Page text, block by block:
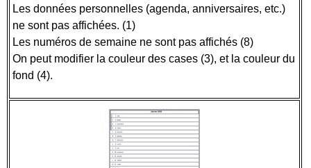
Les données personnelles (agenda, anniversaires, etc.)
ne sont pas affichées. (1)
Les numéros de semaine ne sont pas affichés (8)
On peut modifier la couleur des cases (3), et la couleur du
fond (4).